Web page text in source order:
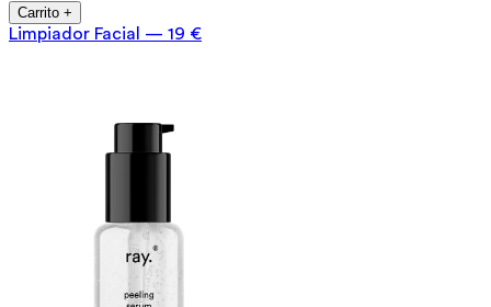
Carrito +
Limpiador Facial — 19 €